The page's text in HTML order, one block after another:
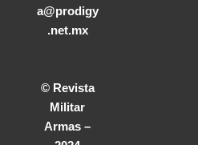
a@prodigy
.net.mx
© Revista
Militar
Armas –